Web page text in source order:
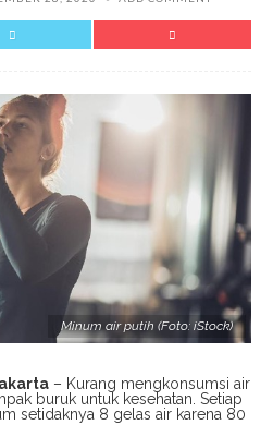
Minum air putih (Foto: iStock)
– Kurang mengkonsumsi air
buruk untuk kesehatan. Setiap
setidaknya 8 gelas air karena 80